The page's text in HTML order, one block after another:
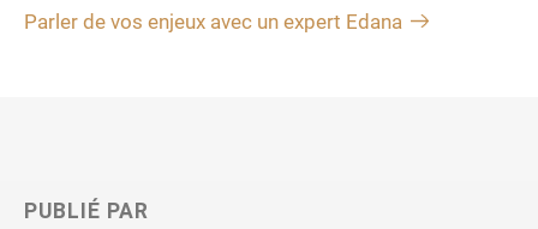
Parler de vos enjeux avec un expert Edana
PUBLIÉ PAR